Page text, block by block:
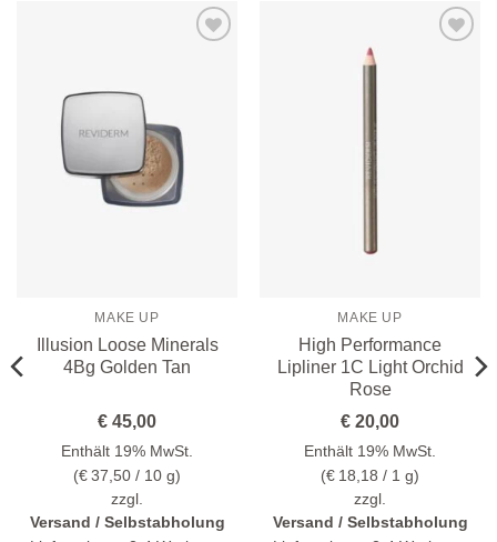
MAKE UP
Illusion Loose Minerals
4Bg Golden Tan
€ 45,00
Enthält 19% MwSt.
(€ 37,50 / 10 g)
zzgl.
Versand / Selbstabholung
MAKE UP
High Performance
Lipliner 1C Light Orchid
Rose
€ 20,00
Enthält 19% MwSt.
(€ 18,18 / 1 g)
zzgl.
Versand / Selbstabholung